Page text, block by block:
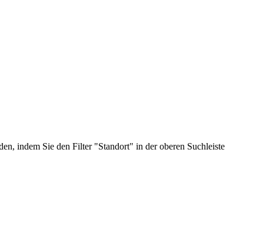
indem Sie den Filter "Standort" in der oberen Suchleiste